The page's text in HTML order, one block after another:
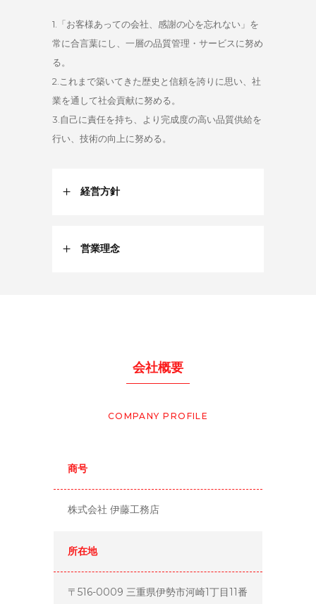
1.「お客様あっての会社、感謝の心を忘れない」を
常に合言葉にし、一層の品質管理・サービスに努め
る。
2.これまで築いてきた歴史と信頼を誇りに思い、社
業を通して社会貢献に努める。
3.自己に責任を持ち、より完成度の高い品質供給を
行い、技術の向上に努める。
経営方針
営業理念
会社概要
COMPANY PROFILE
商号
株式会社 伊藤工務店
所在地
〒516-0009 三重県伊勢市河崎1丁目11番